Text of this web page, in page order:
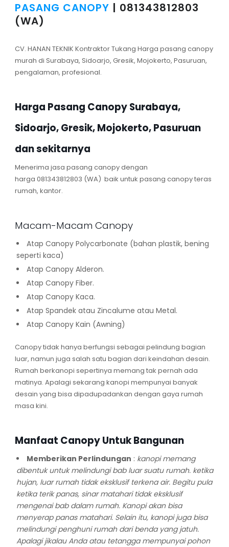
PASANG CANOPY | 081343812803
(WA)
CV. HANAN TEKNIK Kontraktor Tukang Harga pasang canopy
murah di Surabaya, Sidoarjo, Gresik, Mojokerto, Pasuruan,
pengalaman, profesional.
Harga Pasang Canopy Surabaya,
Sidoarjo, Gresik, Mojokerto, Pasuruan
dan sekitarnya
Menerima jasa pasang canopy dengan
harga 081343812803 (WA) baik untuk pasang canopy teras
rumah, kantor.
Macam-Macam Canopy
Atap Canopy Polycarbonate (bahan plastik, bening
seperti kaca)
Atap Canopy Alderon.
Atap Canopy Fiber.
Atap Canopy Kaca.
Atap Spandek atau Zincalume atau Metal.
Atap Canopy Kain (Awning)
Canopy tidak hanya berfungsi sebagai pelindung bagian
luar, namun juga salah satu bagian dari keindahan desain.
Rumah berkanopi sepertinya memang tak pernah ada
matinya. Apalagi sekarang kanopi mempunyai banyak
desain yang bisa dipadupadankan dengan gaya rumah
masa kini.
Manfaat Canopy Untuk Bangunan
Memberikan Perlindungan : kanopi memang
dibentuk untuk melindungi bab luar suatu rumah. ketika
hujan, luar rumah tidak eksklusif terkena air. Begitu pula
ketika terik panas, sinar matahari tidak eksklusif
mengenai bab dalam rumah. Kanopi akan bisa
menyerap panas matahari. Selain itu, kanopi juga bisa
melindungi penghuni rumah dari benda yang jatuh.
Apalagi jikalau Anda atau tetangga mempunyai pohon